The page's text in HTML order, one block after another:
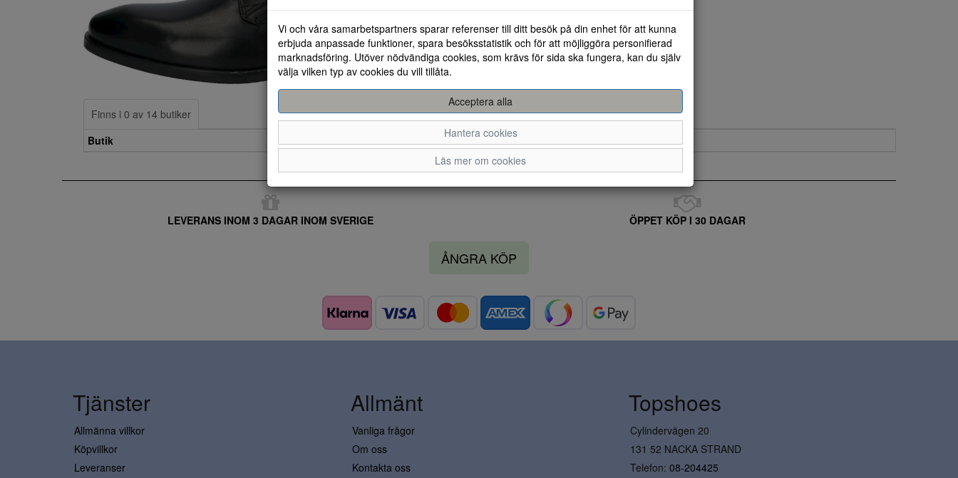
Finns i 0 av 14 butiker
Butik
LEVERANS INOM 3 DAGAR INOM SVERIGE ÖPPET KÖP I 30 DAGAR
ÅNGRA KÖP
Vi och våra samarbetspartners sparar referenser till ditt besök på din enhet för att kunna
erbjuda anpassade funktioner, spara besöksstatistik och för att möjliggöra personifierad
marknadsföring. Utöver nödvändiga cookies, som krävs för sida ska fungera, kan du själv
välja vilken typ av cookies du vill tillåta.
Acceptera alla
Hantera cookies
Läs mer om cookies
Tjänster
Allmänna villkor
Köpvillkor
Leveranser
Allmänt
Vanliga frågor
Om oss
Kontakta oss
Topshoes
Cylindervägen 20
131 52 NACKA STRAND
Telefon: 08-204425